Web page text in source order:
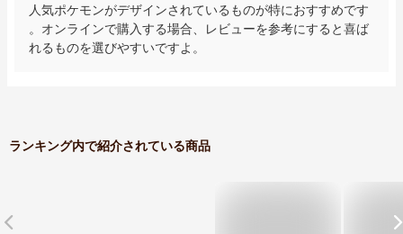
人気ポケモンがデザインされているものが特におすすめです
。オンラインで購入する場合、レビューを参考にすると喜ば
れるものを選びやすいですよ。
ランキング内で紹介されている商品